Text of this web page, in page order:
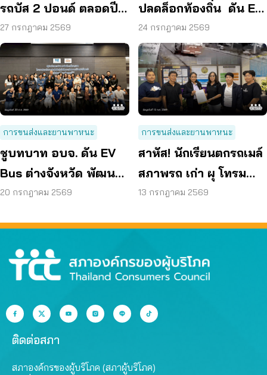
รถบัส 2 ปอนด์ ตลอดปี
70 ลดค่าครองชีพ
27 กรกฎาคม 2569
ปลดล็อกท้องถิ่น ดัน EV
Bus อยุธยา
24 กรกฎาคม 2569
การขนส่งและยานพาหนะ
ชูบทบาท อบจ. ดัน EV
Bus ต่างจังหวัด พัฒนา
ขนส่งสาธารณะไร้รอย
20 กรกฎาคม 2569
การขนส่งและยานพาหนะ
สาหัส! นักเรียนตกรถเมล์
สภาพรถ เก่า ผุ โทรม
ถามหามาตรฐานรถ
13 กรกฎาคม 2569
ติดต่อสภา
สภาองค์กรของผู้บริโภค (สภาผู้บริโภค)